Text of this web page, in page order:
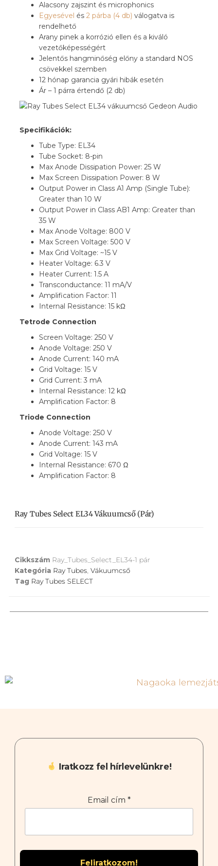
Alacsony zajszint és microphonics
Egyesével és 2 párba (4 db) válogatva is
rendelhető
Arany pinek a korrózió ellen és a kiváló
vezetőképességért
Jelentős hangminőség előny a standard NOS
csövekkel szemben
12 hónap garancia gyári hibák esetén
Ár – 1 párra értendő (2 db)
Specifikációk:
Tube Type: EL34
Tube Socket: 8-pin
Max Anode Dissipation Power: 25 W
Max Screen Dissipation Power: 8 W
Output Power in Class A1 Amp (Single Tube):
Greater than 10 W
Output Power in Class AB1 Amp: Greater than
35 W
Max Anode Voltage: 800 V
Max Screen Voltage: 500 V
Max Grid Voltage: ~15 V
Heater Voltage: 6.3 V
Heater Current: 1.5 A
Transconductance: 11 mA/V
Amplification Factor: 11
Internal Resistance: 15 kΩ
Tetrode Connection
Screen Voltage: 250 V
Anode Voltage: 250 V
Anode Current: 140 mA
Grid Voltage: 15 V
Grid Current: 3 mA
Internal Resistance: 12 kΩ
Amplification Factor: 8
Triode Connection
Anode Voltage: 250 V
Anode Current: 143 mA
Grid Voltage: 15 V
Internal Resistance: 670 Ω
Amplification Factor: 8
Ray Tubes Select EL34 Vákuumcső (pár)
Cikkszám Ray_Tubes_Select_EL34-1 pár
Kategória Ray Tubes, Vákuumcső
Tag Ray Tubes SELECT
Iratkozz fel hírlevelünkre!
Email cím *